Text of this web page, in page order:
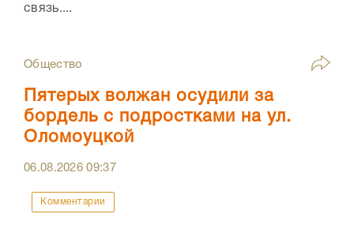
связь....
Общество
Пятерых волжан осудили за
бордель с подростками на ул.
Оломоуцкой
06.08.202609:37
Комментарии